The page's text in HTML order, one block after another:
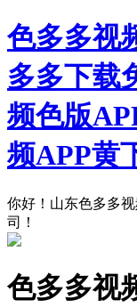
色多多视
多多下载
频色版
频APP黄
你好！山东色
司！
色多多视